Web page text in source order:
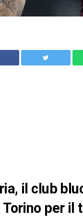
il club
per il